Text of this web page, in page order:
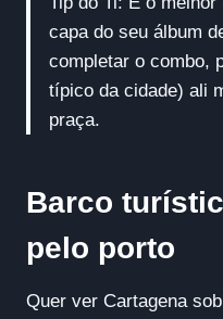
capa do seu álbum
completar o combo,
típico da cidade) ali
praça.
Barco
pelo porto
Quer ver Cartagena